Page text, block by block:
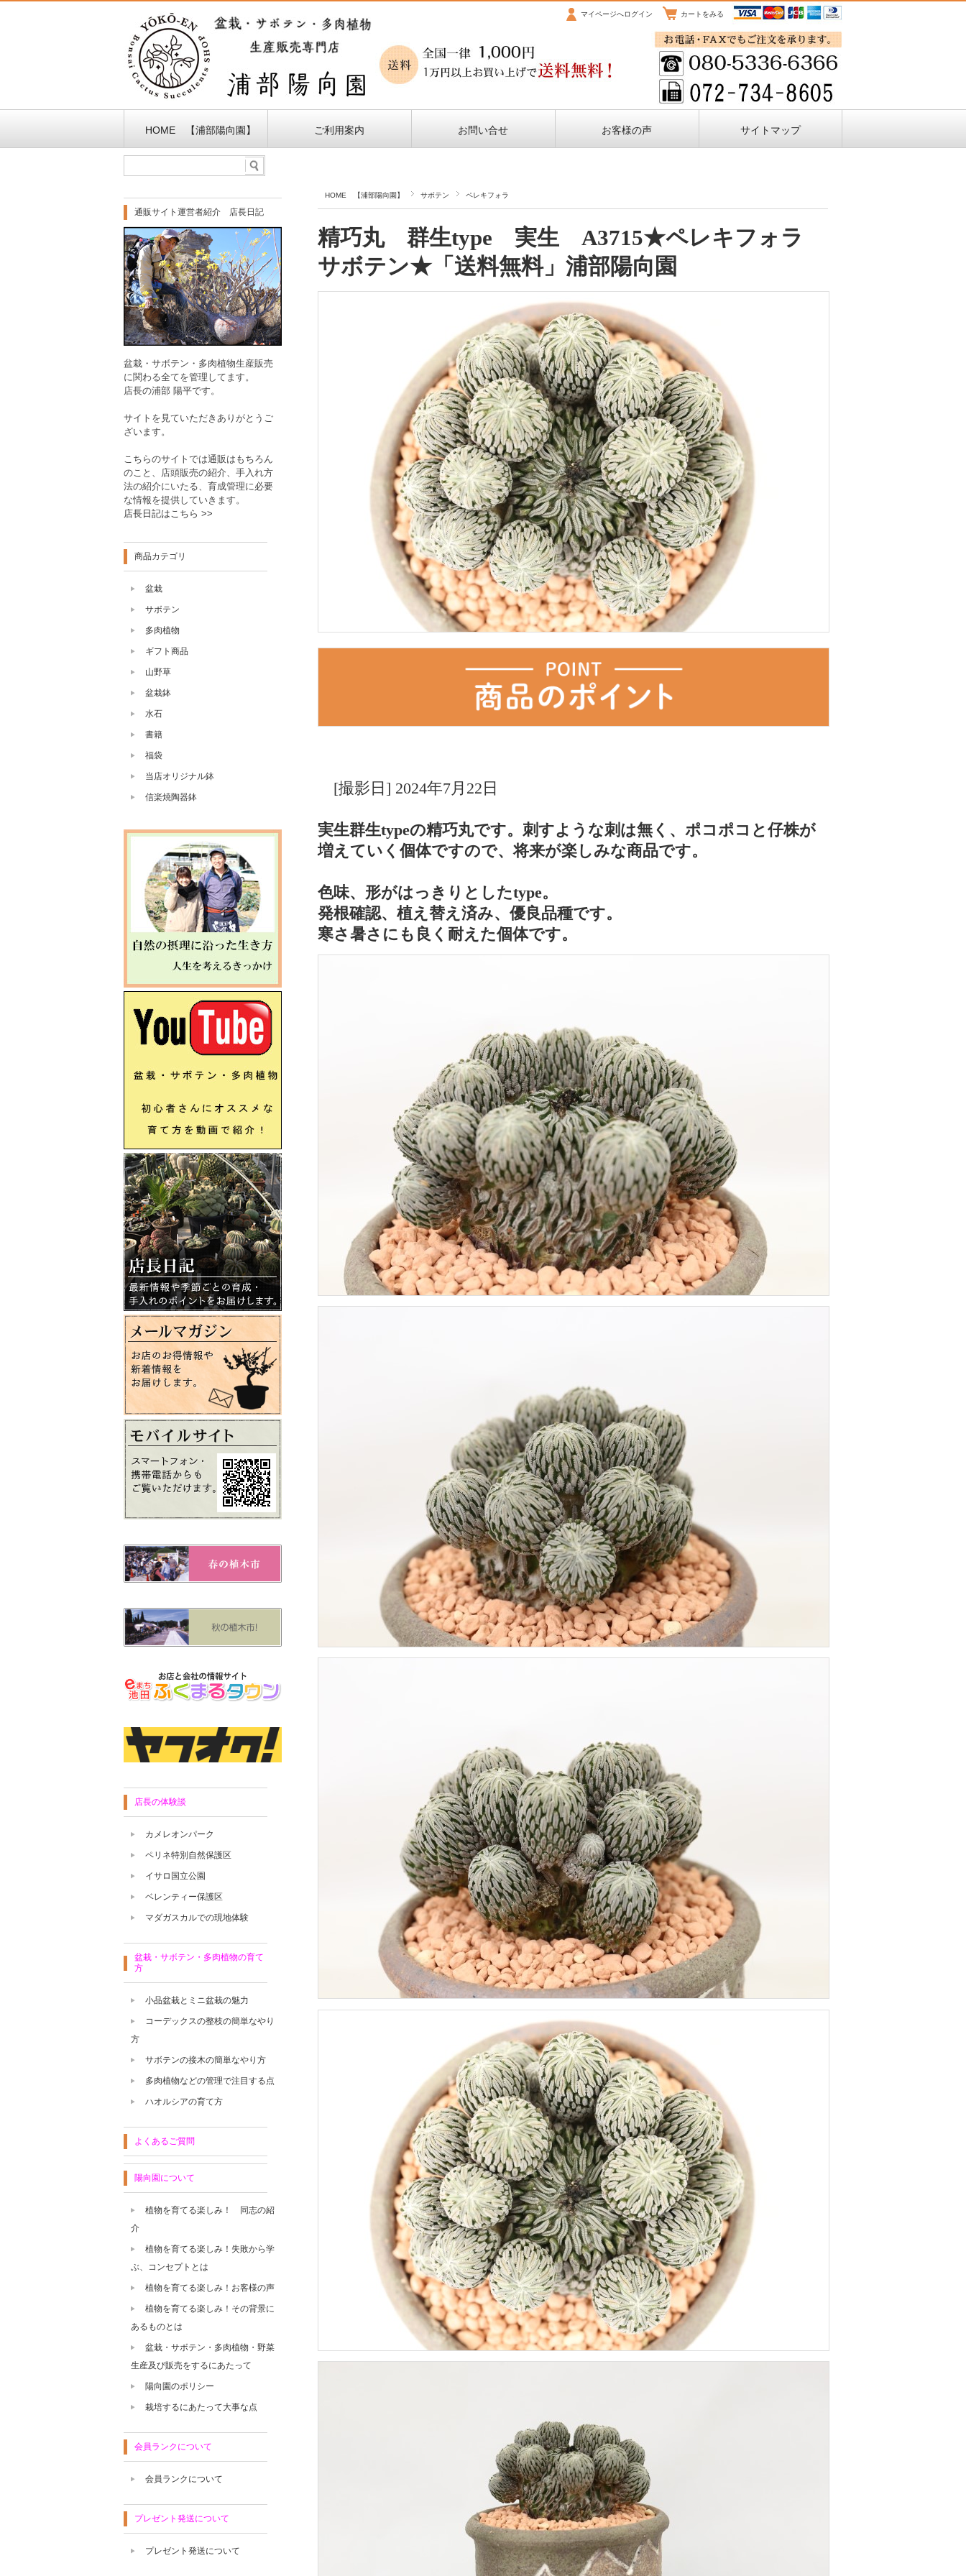
マイページへログイン カートをみる
HOME 【浦部陽向園】 ご利用案内 お問い合せ お客様の声 サイトマップ
HOME 【浦部陽向園】 サボテン ペレキフォラ
精巧丸 群生type 実生 A3715★ペレキフォラ
サボテン★「送料無料」浦部陽向園
[撮影日] 2024年7月22日
実生群生typeの精巧丸です。刺すような刺は無く、ポコポコと仔株が
増えていく個体ですので、将来が楽しみな商品です。
色味、形がはっきりとしたtype。
発根確認、植え替え済み、優良品種です。
寒さ暑さにも良く耐えた個体です。
通販サイト運営者紹介 店長日記
盆栽・サボテン・多肉植物生産販売
に関わる全てを管理してます。
店長の浦部 陽平です。
サイトを見ていただきありがとうご
ざいます。
こちらのサイトでは通販はもちろん
のこと、店頭販売の紹介、手入れ方
法の紹介にいたる、育成管理に必要
な情報を提供していきます。
店長日記はこちら >>
商品カテゴリ
盆栽
サボテン
多肉植物
ギフト商品
山野草
盆栽鉢
水石
書籍
福袋
当店オリジナル鉢
信楽焼陶器鉢
店長の体験談
カメレオンパーク
ペリネ特別自然保護区
イサロ国立公園
ベレンティー保護区
マダガスカルでの現地体験
盆栽・サボテン・多肉植物の育て
方
小品盆栽とミニ盆栽の魅力
コーデックスの整枝の簡単なやり
方
サボテンの接木の簡単なやり方
多肉植物などの管理で注目する点
ハオルシアの育て方
よくあるご質問
陽向園について
植物を育てる楽しみ！ 同志の紹
介
植物を育てる楽しみ！失敗から学
ぶ、コンセプトとは
植物を育てる楽しみ！お客様の声
植物を育てる楽しみ！その背景に
あるものとは
盆栽・サボテン・多肉植物・野菜
生産及び販売をするにあたって
陽向園のポリシー
栽培するにあたって大事な点
会員ランクについて
会員ランクについて
プレゼント発送について
プレゼント発送について